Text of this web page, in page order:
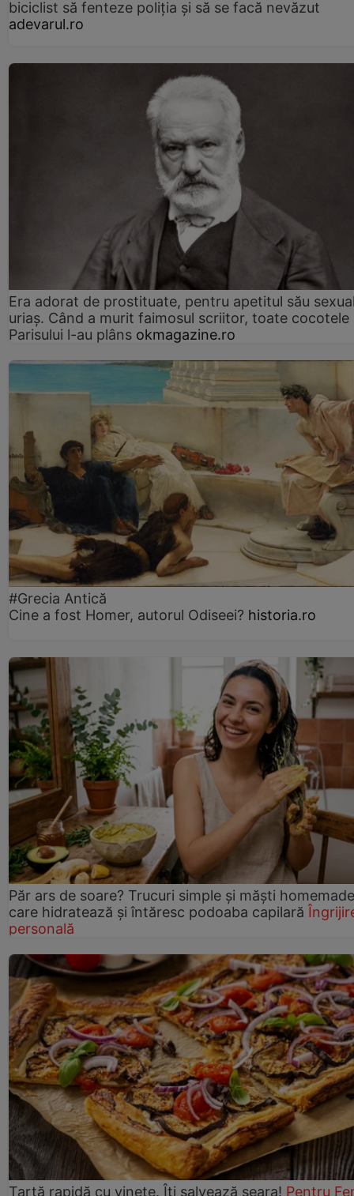
biciclist să fenteze poliția și să se facă nevăzut
adevarul.ro
Era adorat de prostituate, pentru apetitul său
uriaș. Când a murit faimosul scriitor, toate cocotele
Parisului l-au plâns okmagazine.ro
#Grecia Antică
Cine a fost Homer, autorul Odiseei? historia.ro
Păr ars de soare? Trucuri simple și măști homemade
care hidratează și întăresc podoaba capilară
personală
Tartă rapidă cu vinete. Îți salvează seara! Pentru